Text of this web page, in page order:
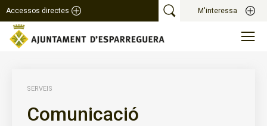
Accessos directes M'interessa
SERVEIS
Comunicació